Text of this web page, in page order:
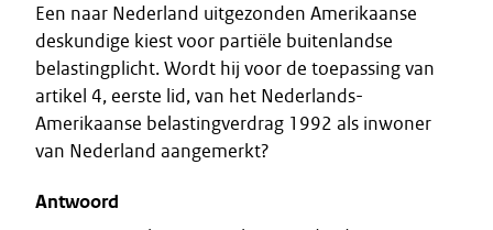
Een naar Nederland uitgezonden Amerikaanse
deskundige kiest voor partiële buitenlandse
belastingplicht. Wordt hij voor de toepassing van
artikel 4, eerste lid, van het Nederlands-
Amerikaanse belastingverdrag 1992 als inwoner
van Nederland aangemerkt?
Antwoord